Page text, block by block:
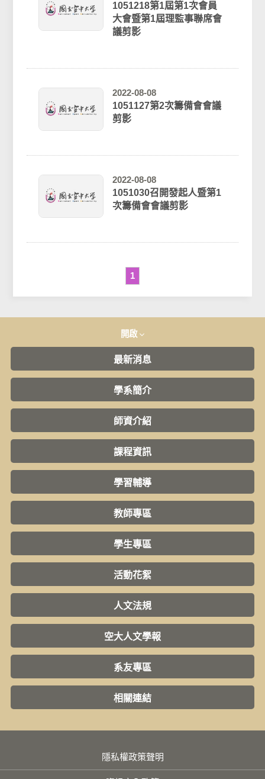
1051218第1屆第1次會員
大會暨第1屆理監事聯席會
議剪影
2022-08-08
1051127第2次籌備會會議
剪影
2022-08-08
1051030召開發起人暨第1
次籌備會會議剪影
1
開啟
最新消息
學系簡介
師資介紹
課程資訊
學習輔導
教師專區
學生專區
活動花絮
人文法規
空大人文學報
系友專區
相關連結
隱私權政策聲明